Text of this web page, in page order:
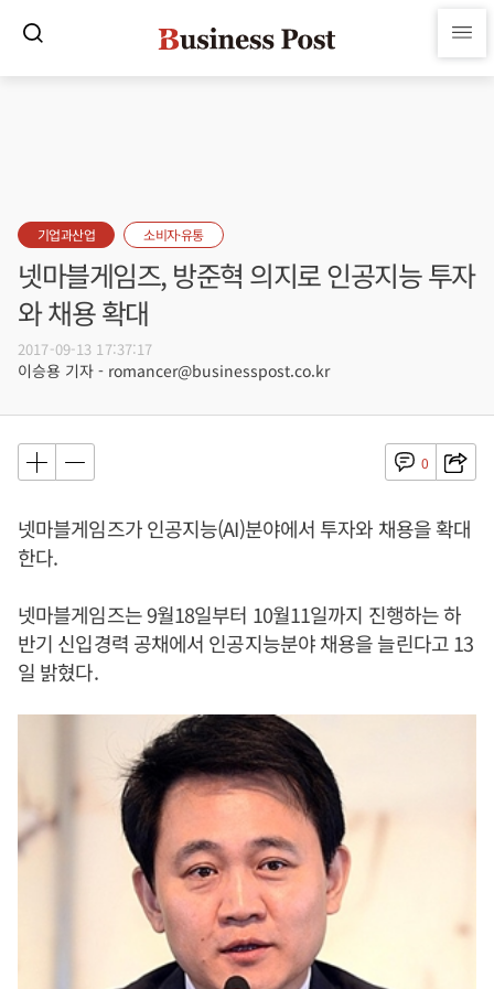
기업과산업 소비자·유통
넷마블게임즈, 방준혁 의지로 인공지능 투자
와 채용 확대
2017-09-13 17:37:17
이승용 기자 - romancer@businesspost.co.kr
0
넷마블게임즈가 인공지능(AI)분야에서 투자와 채용을 확대
한다.
넷마블게임즈는 9월18일부터 10월11일까지 진행하는 하
반기 신입경력 공채에서 인공지능분야 채용을 늘린다고 13
일 밝혔다.